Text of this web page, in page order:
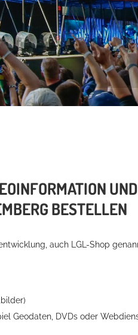
UND
BESTELLEN
auch LGL-Shop
Geodaten, DVDs oder